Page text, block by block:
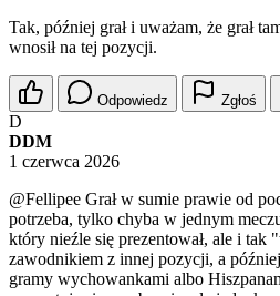
Tak, później grał i uważam, że grał
wnosił na tej pozycji.
Odpowiedz Zgłoś
D
DDM
1 czerwca 2026
@Fellipee Grał w sumie prawie od
potrzeba, tylko chyba w jednym
który nieźle się prezentował, ale i tak
zawodnikiem z innej pozycji, a
gramy wychowankami albo